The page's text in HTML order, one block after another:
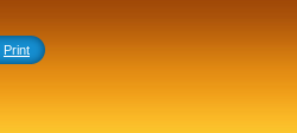
Print